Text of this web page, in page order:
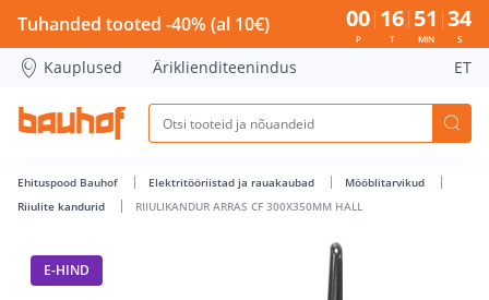
RIIULIKANDUR ARRAS CF 300X350MM HALL - Bauhof has
Tuhanded tooted -40% (al 10€) 00
P
16
T
51
MIN
34
S
Kauplused Äriklienditeenindus ET
Ehituspood Bauhof Elektritööriistad ja rauakaubad
Mööblitarvikud
Riiulite kandurid
RIIULIKANDUR ARRAS CF 300X350MM HALL
E-HIND